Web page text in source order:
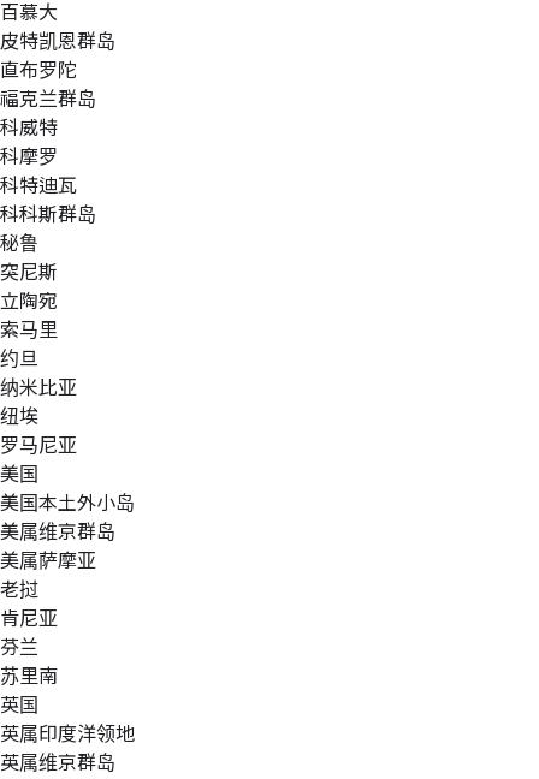
百慕大
皮特凯恩群岛
直布罗陀
福克兰群岛
科威特
科摩罗
科特迪瓦
科科斯群岛
秘鲁
突尼斯
立陶宛
索马里
约旦
纳米比亚
纽埃
罗马尼亚
美国
美国本土外小岛
美属维京群岛
美属萨摩亚
老挝
肯尼亚
芬兰
苏里南
英国
英属印度洋领地
英属维京群岛